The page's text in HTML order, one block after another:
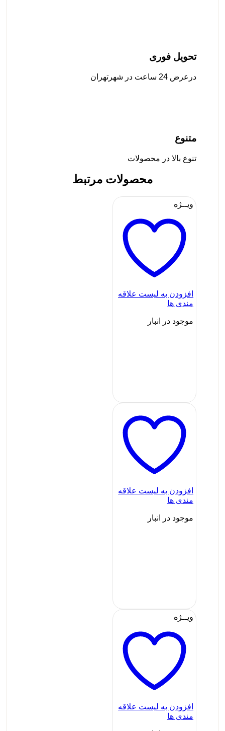
تحویل فوری
درعرض 24 ساعت در شهرتهران
متنوع
تنوع بالا در محصولات
محصولات مرتبط
ویــژه
افزودن به لیست علاقه
مندی ها
موجود در انبار
افزودن به لیست علاقه
مندی ها
موجود در انبار
ویــژه
افزودن به لیست علاقه
مندی ها